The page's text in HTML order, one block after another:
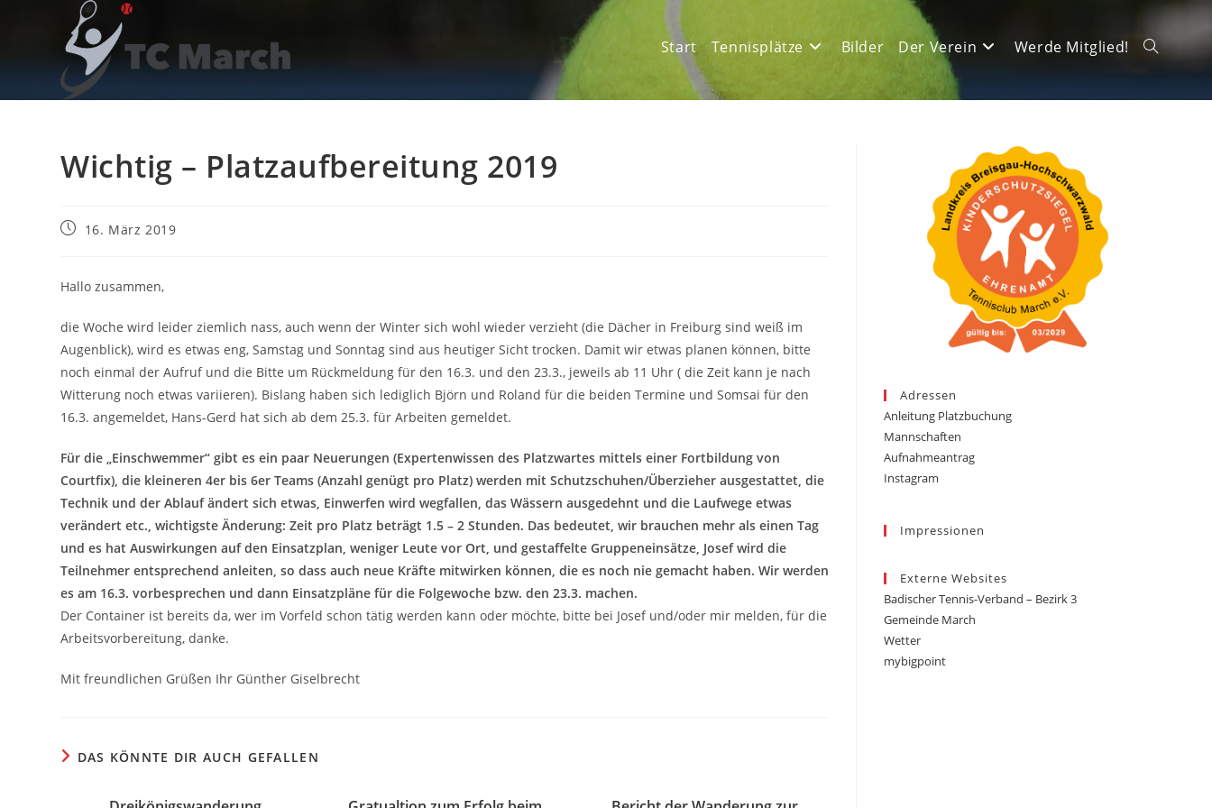
Start Tennisplätze Bilder Der Verein Werde Mitglied! Website-
Wichtig – Platzaufbereitung 2019
Beitrag16. März 2019
Hallo zusammen,
die Woche wird leider ziemlich nass, auch wenn der Winter sich wohl wieder verzieht (die Dächer in Freiburg sind weiß im
Augenblick), wird es etwas eng, Samstag und Sonntag sind aus heutiger Sicht trocken. Damit wir etwas planen können, bitte
noch einmal der Aufruf und die Bitte um Rückmeldung für den 16.3. und den 23.3., jeweils ab 11 Uhr ( die Zeit kann je nach
Witterung noch etwas variieren). Bislang haben sich lediglich Björn und Roland für die beiden Termine und Somsai für den
16.3. angemeldet, Hans-Gerd hat sich ab dem 25.3. für Arbeiten gemeldet.
Für die „Einschwemmer“ gibt es ein paar Neuerungen (Expertenwissen des Platzwartes mittels einer Fortbildung von
Courtfix), die kleineren 4er bis 6er Teams (Anzahl genügt pro Platz) werden mit Schutzschuhen/Überzieher ausgestattet, die
Technik und der Ablauf ändert sich etwas, Einwerfen wird wegfallen, das Wässern ausgedehnt und die Laufwege etwas
verändert etc., wichtigste Änderung: Zeit pro Platz beträgt 1.5 – 2 Stunden. Das bedeutet, wir brauchen mehr als einen Tag
und es hat Auswirkungen auf den Einsatzplan, weniger Leute vor Ort, und gestaffelte Gruppeneinsätze, Josef wird die
Teilnehmer entsprechend anleiten, so dass auch neue Kräfte mitwirken können, die es noch nie gemacht haben. Wir werden
es am 16.3. vorbesprechen und dann Einsatzpläne für die Folgewoche bzw. den 23.3. machen.
Der Container ist bereits da, wer im Vorfeld schon tätig werden kann oder möchte, bitte bei Josef und/oder mir melden, für die
Arbeitsvorbereitung, danke.
Mit freundlichen Grüßen Ihr Günther Giselbrecht
DAS KÖNNTE DIR AUCH GEFALLEN
Adressen
Anleitung Platzbuchung
Mannschaften
Aufnahmeantrag
Instagram
Impressionen
Externe Websites
Badischer Tennis-Verband – Bezirk 3
Gemeinde March
Wetter
mybigpoint